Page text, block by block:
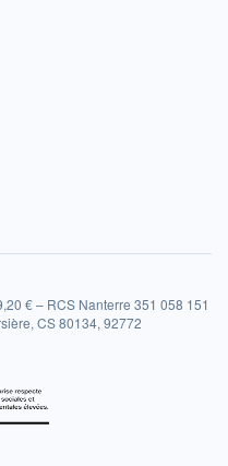
€ – RCS Nanterre 351 058 151
CS 80134, 92772